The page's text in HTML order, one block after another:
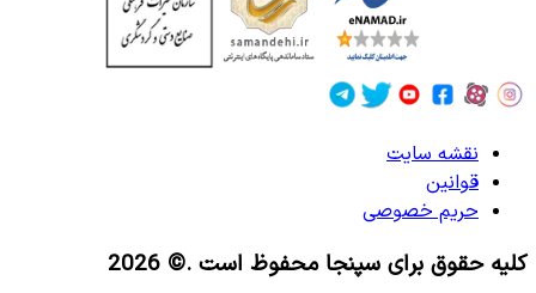
نقشه سایت
قوانین
حریم خصوصی
کلیه حقوق برای سپنجا محفوظ است .© 2026